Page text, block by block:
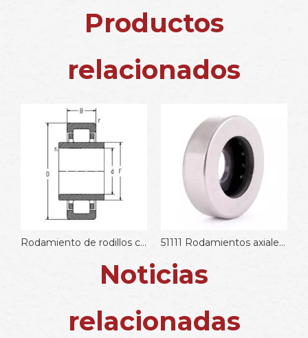
Productos
relacionados
Rodamiento de rodillos cilíndricos NJP3226X1K1 51111 Rodamientos axiales de bolas
Noticias
relacionadas